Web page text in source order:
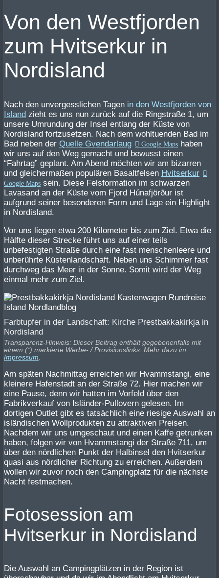
Von den Westfjorden
zum Hvitserkur in
Nordisland
Nach den unvergesslichen Tagen in den Westfjorden von
Island zieht es uns nun zurück auf die Ringstraße 1, um
unsere Umrundung der Insel entlang der Küste von
Nordisland fortzusetzen. Nach dem wohltuenden Bad im
Bad neben der Quelle Gvendarlaug
haben
wir uns auf den Weg gemacht und bewusst einen
“Fahrtag” geplant. Am Abend möchten wir am bizarren
und gleichermaßen populären Basaltfelsen Hvitserkur
sein. Diese Felsformation im schwarzen
Lavasand an der Küste vom Fjord Húnafjörður ist
aufgrund seiner besonderen Form und Lage ein Highlight
in Nordisland.
Vor uns liegen etwa 200 Kilometer bis zum Ziel. Etwa die
Hälfte dieser Strecke führt uns auf einer teils
unbefestigten Straße durch eine fast menschenleere und
unberührte Küstenlandschaft. Neben uns Schimmer fast
durchweg das Meer in der Sonne. Somit wird der Weg
einmal mehr zum Ziel.
Farbtupfer in der Landschaft: Kirche Prestbakkakirkja in
Nordisland
Transparenz-Hinweis: Dieser Beitrag enthält gegebenenfalls mit
einem (*) markierte Werbe- / Provisionslinks. Mehr dazu im
Impressum
Am späten Nachmittag erreichen wir Hvammstangi, eine
kleinere Hafenstadt an der Straße 72. Hier machen wir
eine Pause, denn wir hatten im Vorfeld über den
Fabrikverkauf von Isländer-Pullovern gelesen. Im
dortigen Outlet gibt es tatsächlich eine riesige Auswahl an
isländischen Wollprodukten zu attraktiven Preisen.
Nachdem wir uns umgeschaut und einen Kaffe getrunken
haben, folgen wir von Hvammstangi der Straße 711, um
über den nördlichen Punkt der Halbinsel den Hvitserkur
quasi aus nördlicher Richtung zu erreichen. Außerdem
wollen wir zuvor noch den Campingplatz für die nächste
Nacht festmachen.
Fotosession am
Hvitserkur in Nordisland
Die Auswahl an Campingplätzen in der Region ist